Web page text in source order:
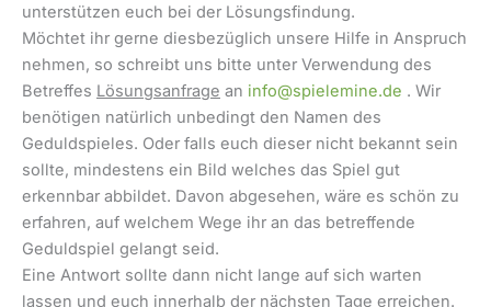
unterstützen euch bei der Lösungsfindung.
Möchtet ihr gerne diesbezüglich unsere Hilfe in Anspruch
nehmen, so schreibt uns bitte unter Verwendung des
Betreffes Lösungsanfrage an info@spielemine.de . Wir
benötigen natürlich unbedingt den Namen des
Geduldspieles. Oder falls euch dieser nicht bekannt sein
sollte, mindestens ein Bild welches das Spiel gut
erkennbar abbildet. Davon abgesehen, wäre es schön zu
erfahren, auf welchem Wege ihr an das betreffende
Geduldspiel gelangt seid.
Eine Antwort sollte dann nicht lange auf sich warten
lassen und euch innerhalb der nächsten Tage erreichen.